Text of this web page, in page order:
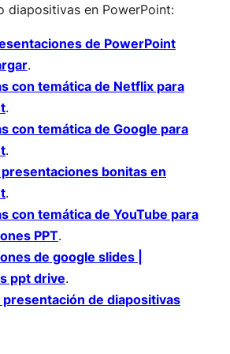
diapositivas en PowerPoint:
de PowerPoint
.
con temática de Netflix para
.
con temática de Google para
.
bonitas en
.
con temática de YouTube para
PPT.
de google slides |
ppt drive.
presentación de diapositivas